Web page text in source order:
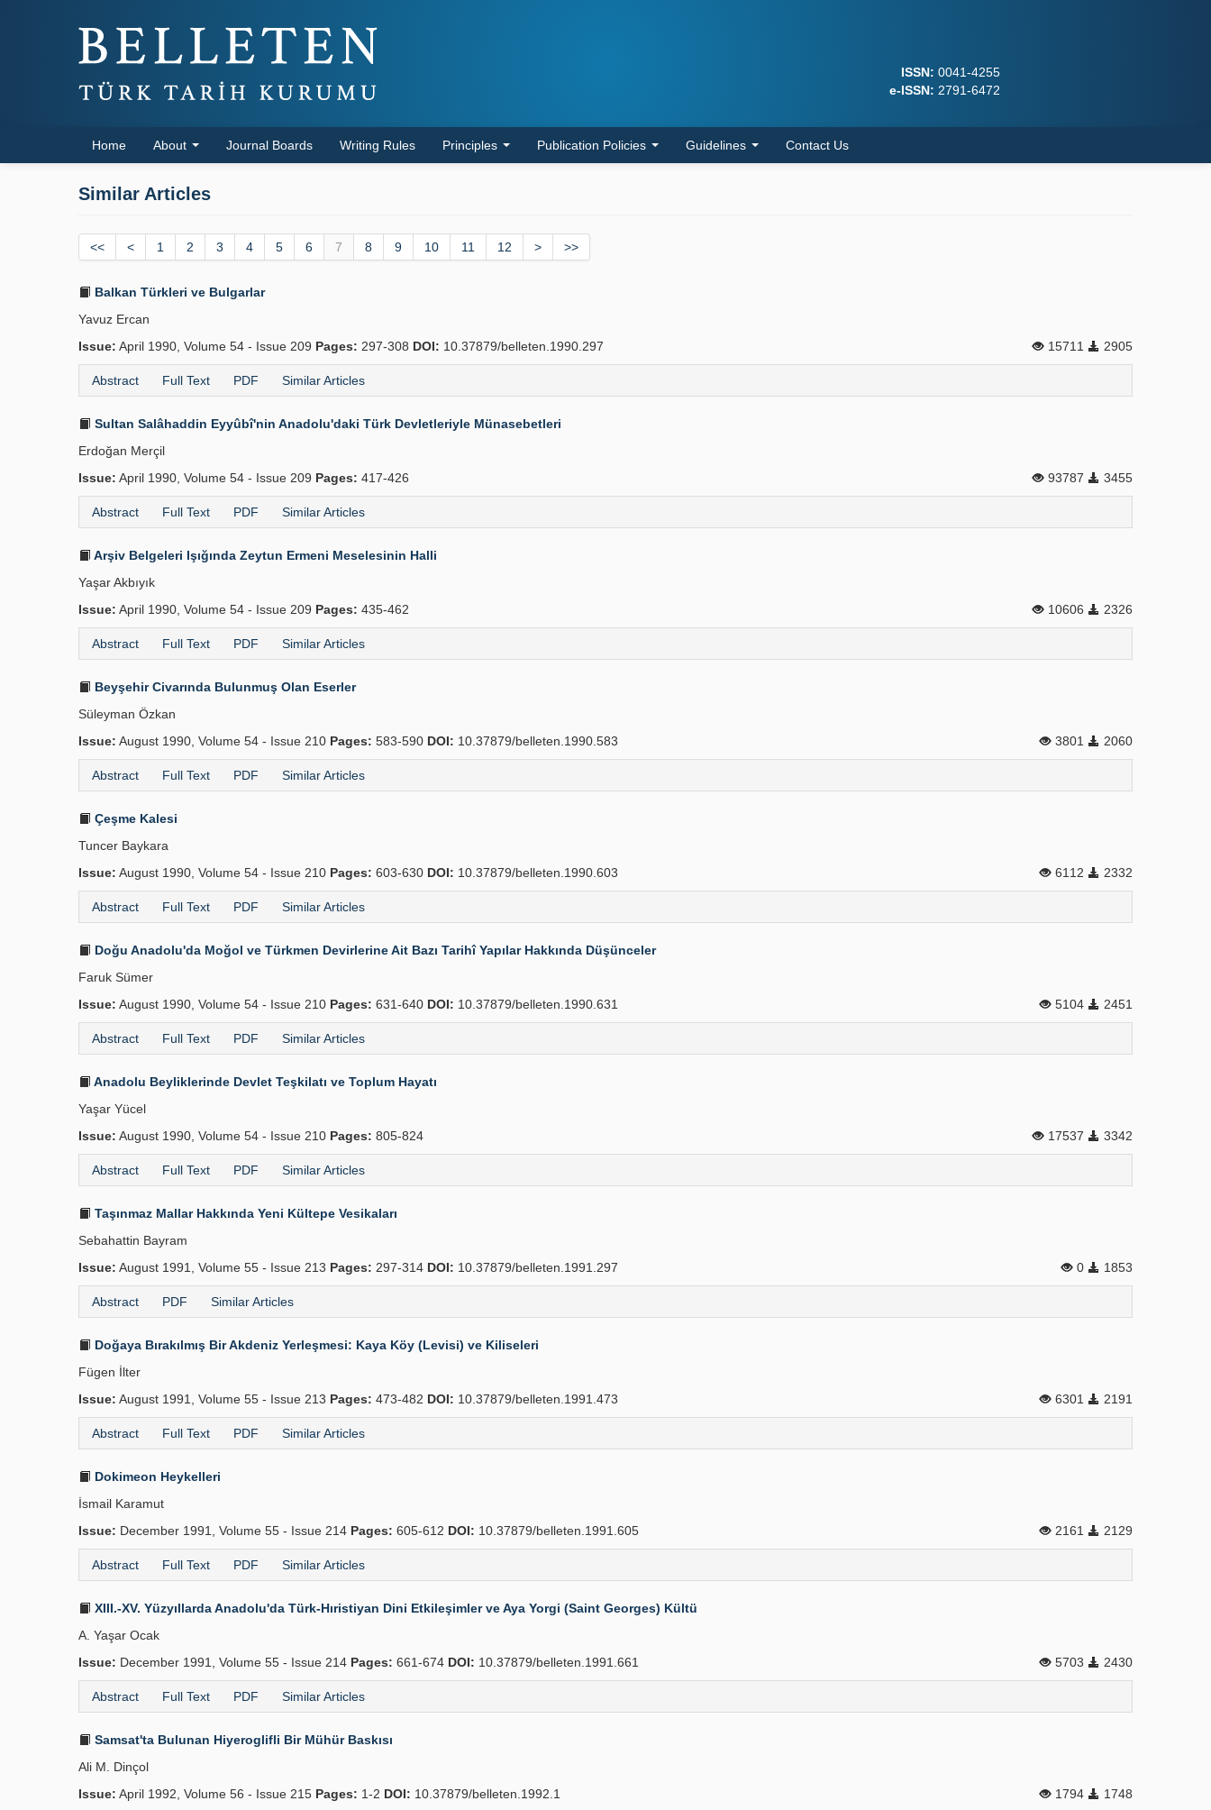
ISSN: 0041-4255
e-ISSN: 2791-6472
Home About Journal Boards Writing Rules Principles Publication Policies Guidelines Contact Us
Similar Articles
<< < 1 2 3 4 5 6 7 8 9 10 11 12 > >>
Balkan Türkleri ve Bulgarlar
Yavuz Ercan
Issue: April 1990, Volume 54 - Issue 209 Pages: 297-308 DOI: 10.37879/belleten.1990.297 15711 2905
Abstract Full Text PDF Similar Articles
Sultan Salâhaddin Eyyûbî'nin Anadolu'daki Türk Devletleriyle Münasebetleri
Erdoğan Merçil
Issue: April 1990, Volume 54 - Issue 209 Pages: 417-426 93787 3455
Abstract Full Text PDF Similar Articles
Arşiv Belgeleri Işığında Zeytun Ermeni Meselesinin Halli
Yaşar Akbıyık
Issue: April 1990, Volume 54 - Issue 209 Pages: 435-462 10606 2326
Abstract Full Text PDF Similar Articles
Beyşehir Civarında Bulunmuş Olan Eserler
Süleyman Özkan
Issue: August 1990, Volume 54 - Issue 210 Pages: 583-590 DOI: 10.37879/belleten.1990.583 3801 2060
Abstract Full Text PDF Similar Articles
Çeşme Kalesi
Tuncer Baykara
Issue: August 1990, Volume 54 - Issue 210 Pages: 603-630 DOI: 10.37879/belleten.1990.603 6112 2332
Abstract Full Text PDF Similar Articles
Doğu Anadolu'da Moğol ve Türkmen Devirlerine Ait Bazı Tarihî Yapılar Hakkında Düşünceler
Faruk Sümer
Issue: August 1990, Volume 54 - Issue 210 Pages: 631-640 DOI: 10.37879/belleten.1990.631 5104 2451
Abstract Full Text PDF Similar Articles
Anadolu Beyliklerinde Devlet Teşkilatı ve Toplum Hayatı
Yaşar Yücel
Issue: August 1990, Volume 54 - Issue 210 Pages: 805-824 17537 3342
Abstract Full Text PDF Similar Articles
Taşınmaz Mallar Hakkında Yeni Kültepe Vesikaları
Sebahattin Bayram
Issue: August 1991, Volume 55 - Issue 213 Pages: 297-314 DOI: 10.37879/belleten.1991.297 0 1853
Abstract PDF Similar Articles
Doğaya Bırakılmış Bir Akdeniz Yerleşmesi: Kaya Köy (Levisi) ve Kiliseleri
Fügen İlter
Issue: August 1991, Volume 55 - Issue 213 Pages: 473-482 DOI: 10.37879/belleten.1991.473 6301 2191
Abstract Full Text PDF Similar Articles
Dokimeon Heykelleri
İsmail Karamut
Issue: December 1991, Volume 55 - Issue 214 Pages: 605-612 DOI: 10.37879/belleten.1991.605 2161 2129
Abstract Full Text PDF Similar Articles
XIII.-XV. Yüzyıllarda Anadolu'da Türk-Hıristiyan Dini Etkileşimler ve Aya Yorgi (Saint Georges) Kültü
A. Yaşar Ocak
Issue: December 1991, Volume 55 - Issue 214 Pages: 661-674 DOI: 10.37879/belleten.1991.661 5703 2430
Abstract Full Text PDF Similar Articles
Samsat'ta Bulunan Hiyeroglifli Bir Mühür Baskısı
Ali M. Dinçol
Issue: April 1992, Volume 56 - Issue 215 Pages: 1-2 DOI: 10.37879/belleten.1992.1 1794 1748